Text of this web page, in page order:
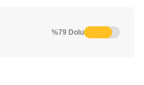
%79 Dolu